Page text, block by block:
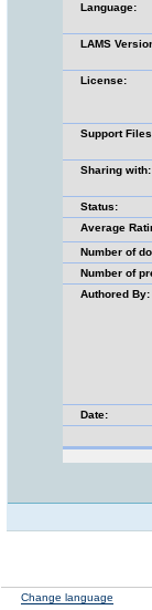
Language:
LAMS
License:
Support
Sharing with:
Status:
Average
Number of
Number of
Authored By:
Date:
Change language